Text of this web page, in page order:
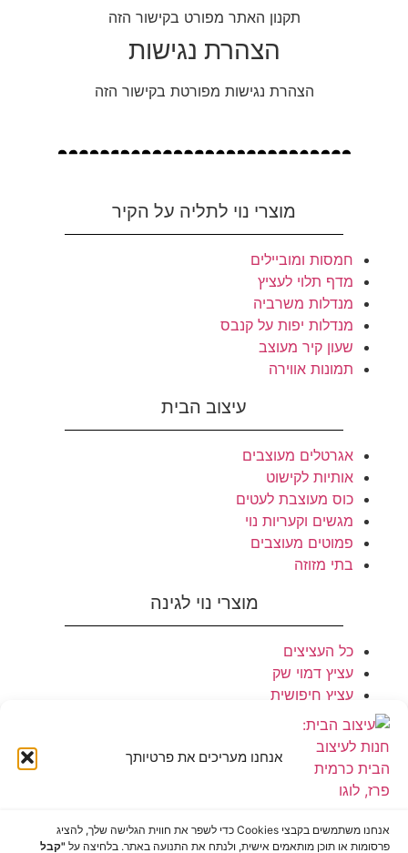
אנחנו מעריכים את פרטיותך
אנחנו משתמשים בקבצי Cookies כדי לשפר את חווית הגלישה שלך, להציג
פרסומות או תוכן מותאמים אישית, ולנתח את התנועה באתר. בלחיצה על "קבל
תקנון האתר מפורט בקישור הזה
הצהרת נגישות
הצהרת נגישות מפורטת בקישור הזה
מוצרי נוי לתליה על הקיר
חמסות ומוביילים
מדף תלוי לעציץ
מנדלות משרביה
מנדלות יפות על קנבס
שעון קיר מעוצב
תמונות אווירה
עיצוב הבית
אגרטלים מעוצבים
אותיות לקישוט
כוס מעוצבת לעטים
מגשים וקעריות נוי
פמוטים מעוצבים
בתי מזוזה
מוצרי נוי לגינה
כל העציצים
עציץ דמוי שק
עציץ חיפושית
סט עציצים
מדף תלוי לעציץ
מתנה לבית חדש
מתנה ליולדת